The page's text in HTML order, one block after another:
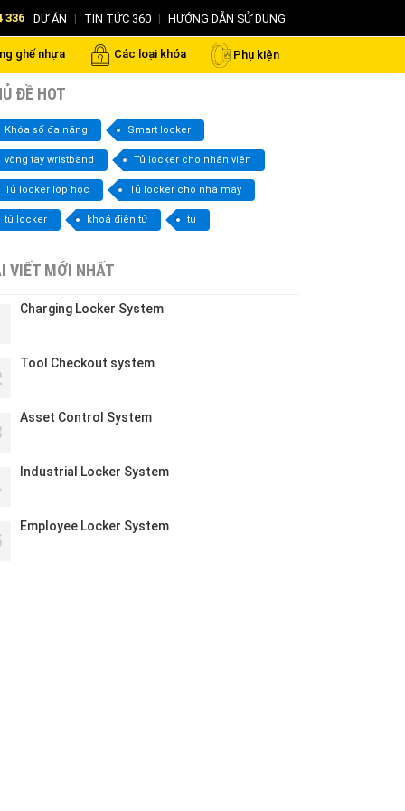
336 DỰ ÁN | TIN TỨC 360 | HƯỚNG DẪN SỬ DỤNG
ghế nhựa Các loại khóa Phụ kiện
ĐỀ HOT
Khóa số đa năng Smart locker
vòng tay wristband Tủ locker cho nhân viên
Tủ locker lớp học Tủ locker cho nhà máy
tủ locker khoá điện tử tủ
VIẾT MỚI NHẤT
Charging Locker System
Tool Checkout system
Asset Control System
Industrial Locker System
Employee Locker System